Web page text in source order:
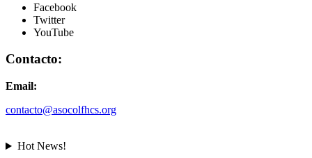
Facebook
Twitter
YouTube
Contacto:
Email:
contacto@asocolfhcs.org
Hot News!